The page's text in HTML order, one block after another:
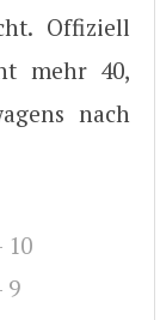
Offiziell
mehr 40,
nach